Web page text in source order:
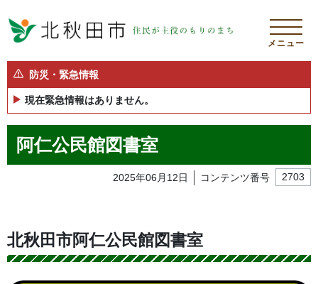
メニュー
防災・緊急情報
現在緊急情報はありません。
阿仁公民館図書室
2025年06月12日 コンテンツ番号 2703
北秋田市阿仁公民館図書室